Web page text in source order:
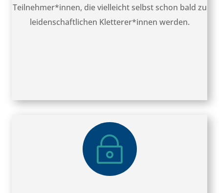
Teilnehmer*innen, die vielleicht selbst schon bald zu
leidenschaftlichen Kletterer*innen werden.
~